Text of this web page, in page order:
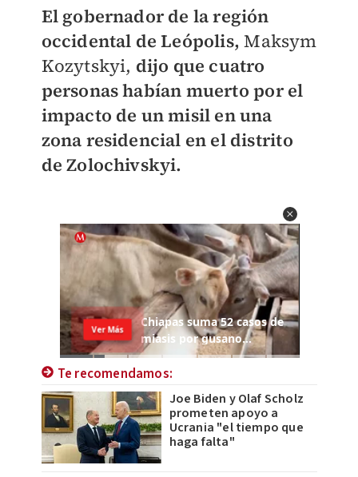
El gobernador de la región
occidental de Leópolis,Maksym
Kozytskyi, dijo que cuatro
personas habían muerto por el
impacto de un misil en una
zona residencial en el distrito
de Zolochivskyi.
Te recomendamos:
Joe Biden y Olaf Scholz
prometen apoyo a
Ucrania "el tiempo que
haga falta"